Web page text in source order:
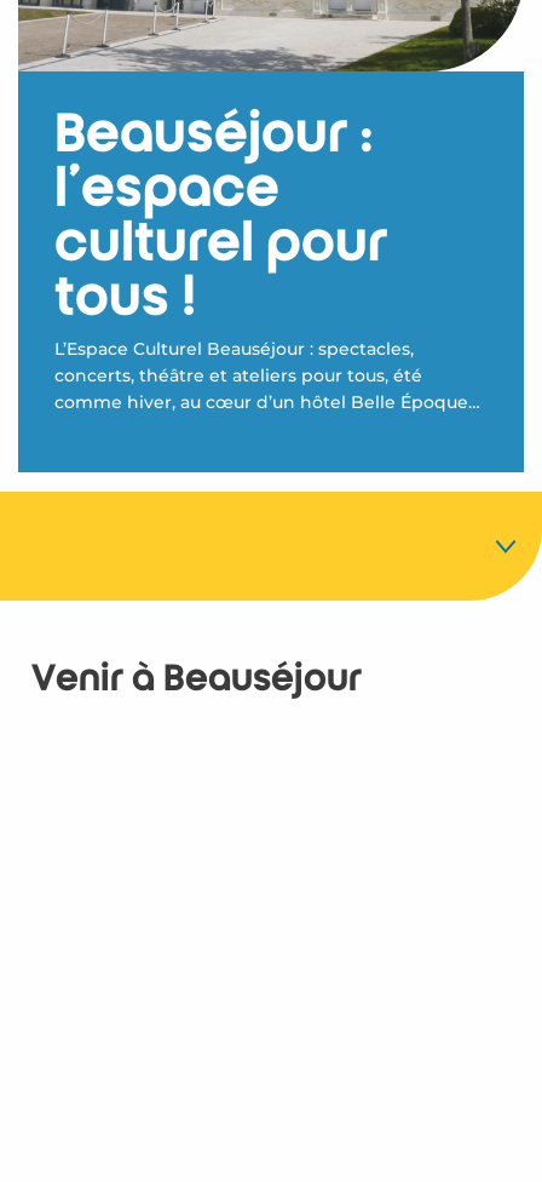
Beauséjour :
l’espace
culturel pour
tous !
L’Espace Culturel Beauséjour : spectacles,
concerts, théâtre et ateliers pour tous, été
comme hiver, au cœur d’un hôtel Belle Époque
Venir à Beauséjour